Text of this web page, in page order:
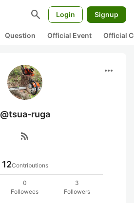
search Login Signup
Question Official Event Official
more_horiz
@tsua-ruga
rss_feed
12Contributions
0
Followees
3
Followers